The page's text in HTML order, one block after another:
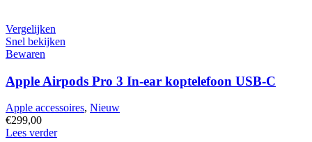
C)
Paars
hoeveelheid
Vergelijken
Snel bekijken
Bewaren
Apple Airpods Pro 3 In-ear koptelefoon USB-C
Apple accessoires, Nieuw
€299,00
Lees verder